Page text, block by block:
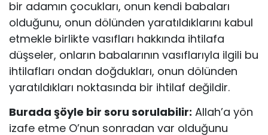
bir adamın çocukları, onun kendi babaları
olduğunu, onun dölünden yaratıldıklarını kabul
etmekle bir­likte vasıfları hakkında ihtilafa
düşseler, onların babalarının vasıflarıyla il­gili bu
ihtilafları ondan doğdukları, onun dölünden
yaratıldıkları noktasın­da bir ihtilaf değildir.
Burada şöyle bir soru sorulabilir: Allah’a yön
izafe etme O’nun sonradan var olduğunu